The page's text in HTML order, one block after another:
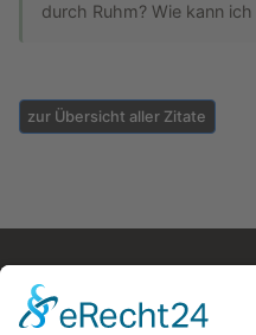
durch Ruhm? Wie kann
zur Übersicht aller Zitate
Kostenloses E-Book
Memento Mori